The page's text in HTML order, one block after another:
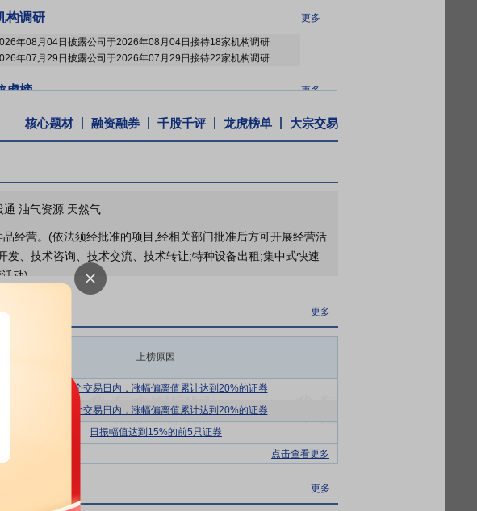
构调研 更多
年08月04日披露公司于2026年08月04日接待18家机构调研
年07月29日披露公司于2026年07月29日接待22家机构调研
虎榜 更多
权质押
东大会 更多
2026-07-28召开2026年第三次临时股东大会
2026年07月15日发布，2026年中报预告
核心题材 融资融券 千股千评 龙虎榜单 大宗交易
油气资源 天然气
经营。(依法须经批准的项目,经相关部门批准后方可开展经营活
、技术咨询、技术交流、技术转让;特种设备出租;集中式快速
动)
营LNG加气站等终端业务。经过多年发展，公司LNG业务规模
位列第五。公司具备较强的LNG槽车运输能力，在金联创2025
依托沿海LNG接收站及内陆LNG液厂资源开展运输服务，运输
员会会员单位、中国物流与采购联合会危化品物流分会理事单
国危险品物流百强企业”“危险品物流行业诚信企业”及“危险品
共同作用，国内LNG价格呈现先涨后跌的趋势。其中2022
价格跌至五年最低点。
更多
上榜原因
连续三个交易日内，涨幅偏离值累计达到20%的证券
连续三个交易日内，涨幅偏离值累计达到20%的证券
日振幅值达到15%的前5只证券
点击查看更多
更多